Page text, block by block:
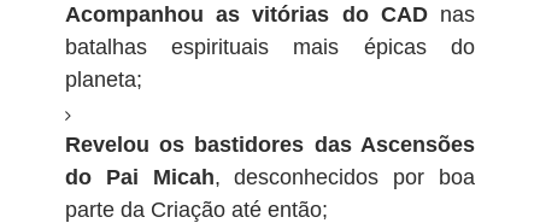
Acompanhou as vitórias do CADnas
batalhas espirituais mais épicas do
planeta;
Revelou os bastidores das Ascensões
do Pai Micah, desconhecidos por boa
parte da Criação até então;